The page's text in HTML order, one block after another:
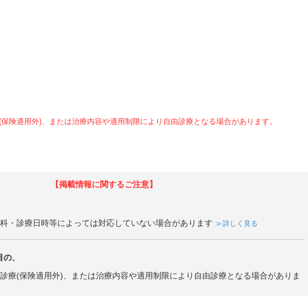
険適用外)、または治療内容や適用制限により自由診療となる場合があります。
【掲載情報に関するご注意】
・診療日時等によっては対応していない場合があります 詳しく見る
、
療(保険適用外)、または治療内容や適用制限により自由診療となる場合がありま